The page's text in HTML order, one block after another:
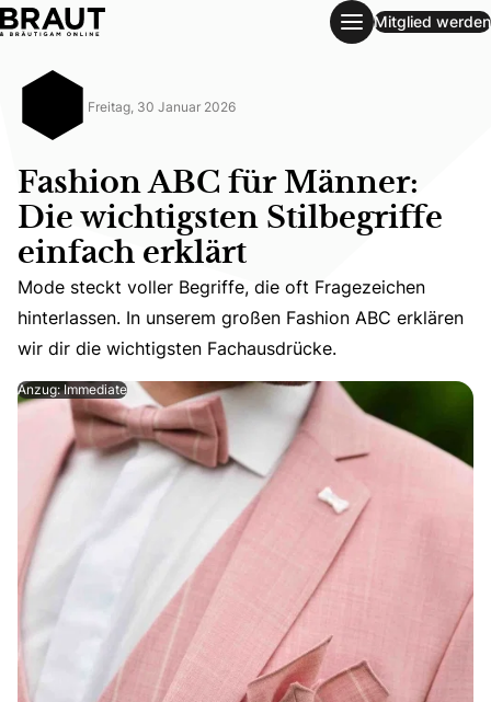
Fashion ABC für Männer: Die wichtigsten Stilbegriffe
Mitglied werden
Freitag, 30 Januar 2026
Fashion ABC für Männer:
Die wichtigsten Stilbegriffe
einfach erklärt
Mode steckt voller Begriffe, die oft Fragezeichen
Mode steckt voller Begriffe, die oft Fragezeichen
hinterlassen. In unserem großen Fashion ABC erklären
wir dir die wichtigsten Fachausdrücke.
Anzug: Immediate